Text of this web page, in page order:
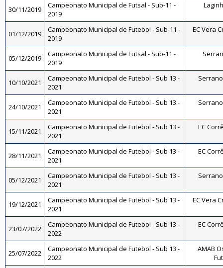
30/11/2019
Campeonato Municipal de Futsal - Sub-11 -
2019
01/12/2019
Campeonato Municipal de Futebol - Sub-11 -
2019
EC Vera
05/12/2019
Campeonato Municipal de Futsal - Sub-11 -
2019
10/10/2021
Campeonato Municipal de Futebol - Sub 13 -
2021
24/10/2021
Campeonato Municipal de Futebol - Sub 13 -
2021
15/11/2021
Campeonato Municipal de Futebol - Sub 13 -
2021
EC
28/11/2021
Campeonato Municipal de Futebol - Sub 13 -
2021
EC
05/12/2021
Campeonato Municipal de Futebol - Sub 13 -
2021
19/12/2021
Campeonato Municipal de Futebol - Sub 13 -
2021
EC Vera
23/07/2022
Campeonato Municipal de Futebol - Sub 13 -
2022
EC
25/07/2022
Campeonato Municipal de Futebol - Sub 13 -
2022
AMAB